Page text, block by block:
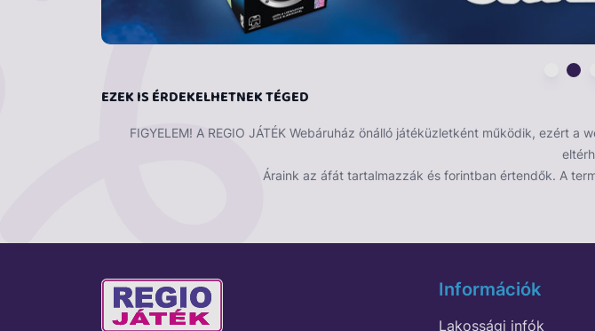
EZEK IS ÉRDEKELHETNEK TÉGED
FIGYELEM! A REGIO JÁTÉK Webáruház önálló játéküzletként működik, ezért
Áraink az áfát tartalmazzák és forintban értendők. A
Információk
Lakossági infók